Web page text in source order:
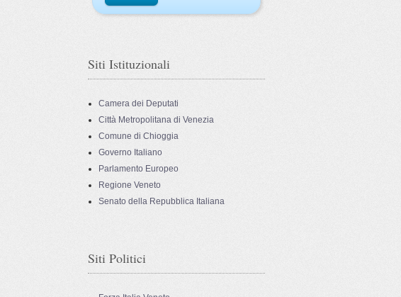
Siti Istituzionali
Camera dei Deputati
Città Metropolitana di Venezia
Comune di Chioggia
Governo Italiano
Parlamento Europeo
Regione Veneto
Senato della Repubblica Italiana
Siti Politici